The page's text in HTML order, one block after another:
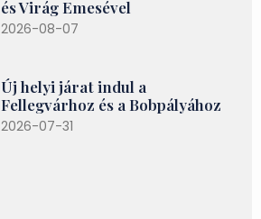
és Virág Emesével
2026-08-07
Új helyi járat indul a
Fellegvárhoz és a Bobpályához
2026-07-31